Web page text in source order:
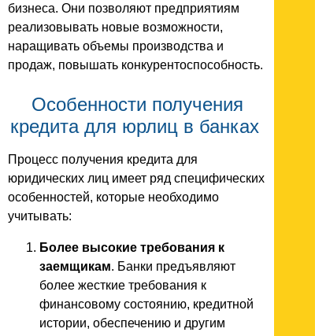
бизнеса. Они позволяют предприятиям
реализовывать новые возможности,
наращивать объемы производства и
продаж, повышать конкурентоспособность.
Особенности получения
кредита для юрлиц в банках
Процесс получения кредита для
юридических лиц имеет ряд специфических
особенностей, которые необходимо
учитывать:
Более высокие требования к
заемщикам. Банки предъявляют
более жесткие требования к
финансовому состоянию, кредитной
истории, обеспечению и другим